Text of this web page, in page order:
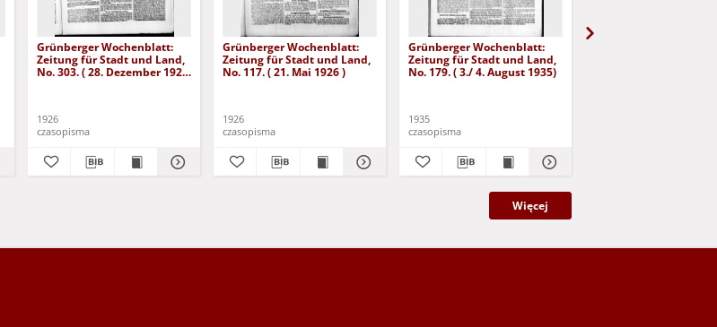
Grünberger Wochenblatt:
Zeitung für Stadt und Land,
No. 303. ( 28. Dezember 1926
1926
czasopisma
Grünberger Wochenblatt:
Zeitung für Stadt und Land,
No. 117. ( 21. Mai 1926 )
1926
czasopisma
Grünberger Wochenblatt:
Zeitung für Stadt und Land,
No. 179. ( 3./ 4. August 1935)
1935
czasopisma
Więcej